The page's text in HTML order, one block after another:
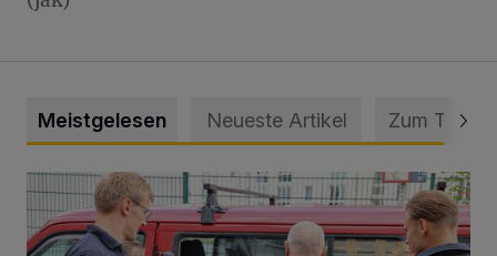
Meistgelesen Neueste Artikel Zum Thema
Feuerwehr befreit Kind aus verschlossenem VW Bulli